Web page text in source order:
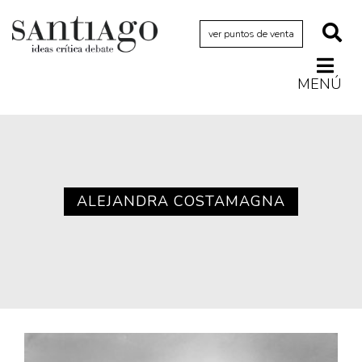
ver puntos de venta
MENÚ
Artes visualesALEJANDRA COSTAMAGNA